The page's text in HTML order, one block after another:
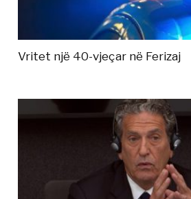
Vritet një 40-vjeçar në Ferizaj